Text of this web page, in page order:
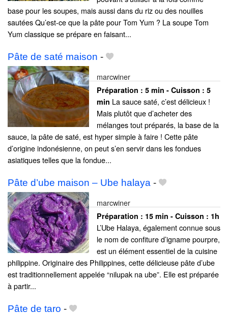
base pour les soupes, mais aussi dans du riz ou des nouilles
sautées Qu’est-ce que la pâte pour Tom Yum ? La soupe Tom
Yum classique se prépare en faisant...
Pâte de saté maison -
marcwiner
Préparation : 5 min - Cuisson : 5
min La sauce saté, c’est délicieux !
Mais plutôt que d’acheter des
mélanges tout préparés, la base de la
sauce, la pâte de saté, est hyper simple à faire ! Cette pâte
d’origine indonésienne, on peut s’en servir dans les fondues
asiatiques telles que la fondue...
Pâte d’ube maison – Ube halaya -
marcwiner
Préparation : 15 min - Cuisson : 1h
L’Ube Halaya, également connue sous
le nom de confiture d’igname pourpre,
est un élément essentiel de la cuisine
philippine. Originaire des Philippines, cette délicieuse pâte d’ube
est traditionnellement appelée “nilupak na ube”. Elle est préparée
à partir...
Pâte de taro -